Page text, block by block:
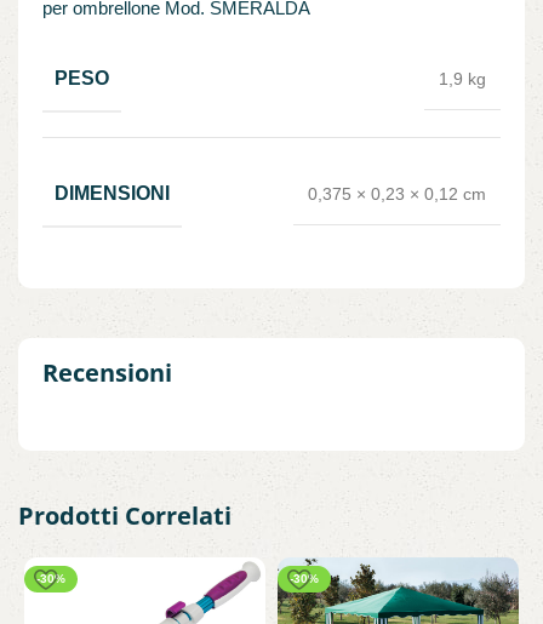
per ombrellone Mod. SMERALDA
PESO 1,9 kg
DIMENSIONI 0,375 × 0,23 × 0,12 cm
Recensioni
Prodotti Correlati
-30% -30%